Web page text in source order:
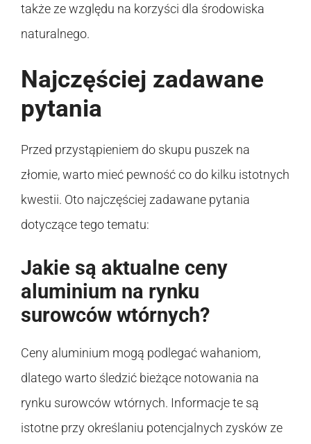
także ze względu na korzyści dla środowiska
naturalnego.
Najczęściej zadawane
pytania
Przed przystąpieniem do skupu puszek na
złomie, warto mieć pewność co do kilku istotnych
kwestii. Oto najczęściej zadawane pytania
dotyczące tego tematu:
Jakie są aktualne ceny
aluminium na rynku
surowców wtórnych?
Ceny aluminium mogą podlegać wahaniom,
dlatego warto śledzić bieżące notowania na
rynku surowców wtórnych. Informacje te są
istotne przy określaniu potencjalnych zysków ze